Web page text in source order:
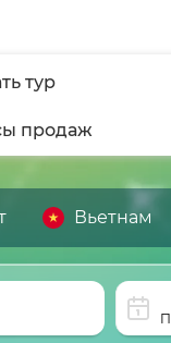
тур
продаж
Вьетнам